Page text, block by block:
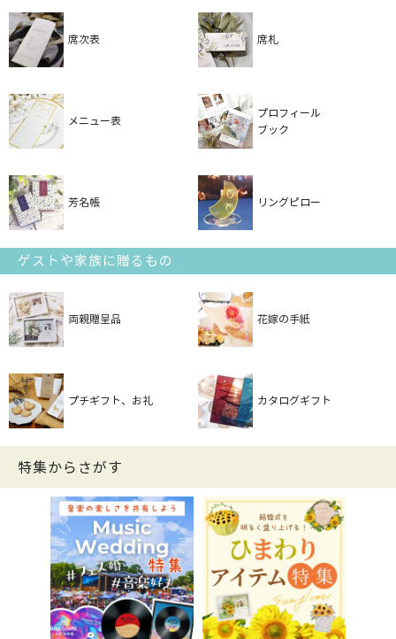
席次表 席札
メニュー表
プロフィール
ブック
芳名帳 リングピロー
ゲストや家族に贈るもの
両親贈呈品 花嫁の手紙
プチギフト、お礼 カタログギフト
特集からさがす